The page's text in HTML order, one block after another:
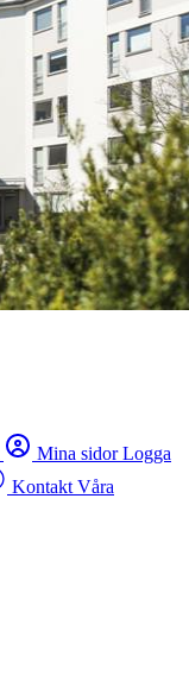
Mina sidor Logga
Kontakt Våra